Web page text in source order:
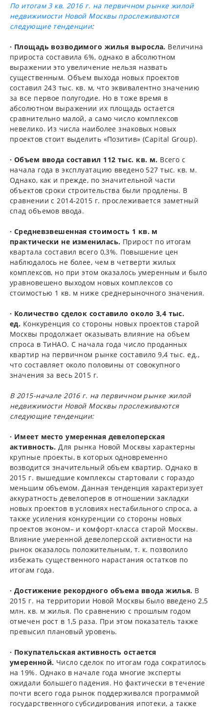
По итогам 3 кв. 2016 г. на первичном рынке жилой
недвижимости Новой Москвы прослеживаются
следующие тенденции:
· Площадь возводимого жилья выросла. Величина
прироста составила 6%, однако в абсолютном
выражении это увеличение нельзя назвать
существенным. Объем выхода новых проектов
составил 243 тыс. кв. м, что эквивалентно значению
за все первое полугодие. Но в тоже время в
абсолютном выражении их площадь остается
сравнительно малой, а само число комплексов
невелико. Из числа наиболее знаковых новых
проектов стоит выделить «Позитив» (Capital Group).
· Объем ввода составил 112 тыс. кв. м. Всего с
начала года в эксплуатацию введено 527 тыс. кв. м.
Однако, как и прежде, по значительной части
объектов сроки строительства были продлены. В
сравнении с 2014-2015 г. прослеживается заметный
спад объемов ввода.
· Средневзвешенная стоимость 1 кв. м
практически не изменилась. Прирост по итогам
квартала составил всего 0,3%. Повышение цен
наблюдалось не более, чем в четверти жилых
комплексов, но при этом оказалось умеренным и было
уравновешено выходом новых комплексов со
стоимостью 1 кв. м ниже среднерыночного значения.
· Количество сделок составило около 3,4 тыс.
ед. Конкуренция со стороны новых проектов старой
Москвы продолжает оказывать влияние на объем
спроса в ТиНАО. С начала года число проданных
квартир на первичном рынке составило 9,4 тыс. ед.,
что составляет около половины от совокупного
значения за весь 2015 г.
В 2015-начале 2016 г. на первичном рынке жилой
недвижимости Новой Москвы прослеживаются
следующие тенденции:
· Имеет место умеренная девелоперская
активность. Для рынка Новой Москвы характерны
крупные проекты, в которых одновременно
возводится значительный объем квартир. Однако в
2015 г. вышедшие комплексы стартовали с гораздо
меньшим объемом. Данная тенденция характеризует
аккуратность девелоперов в отношении закладки
новых проектов в условиях нестабильного спроса, а
также усиления конкуренции со стороны новых
проектов эконом– и комфорт-класса старой Москвы.
Влияние умеренной девелоперской активности на
рынок оказалось положительным, т. к. позволило
избежать существенного нарастания остатков по
итогам года.
· Достижение рекордного объема ввода жилья. В
2015 г. на территории Новой Москвы было введено 2,5
млн. кв. м жилья. По сравнению с прошлым годом
отмечен рост в 1,5 раза. При этом показатель также
превысил плановый уровень.
· Покупательская активность остается
умеренной. Число сделок по итогам года сократилось
на 19%. Однако в начале года многие эксперты
ожидали большего падения. Но фактически в течение
почти всего года рынок поддерживался программой
государственного субсидирования ипотеки, а также